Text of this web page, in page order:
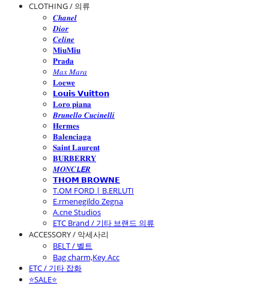
CLOTHING / 의류
𝑪𝒉𝒂𝒏𝒆𝒍
𝑫𝒊𝒐𝒓
𝑪𝒆𝒍𝒊𝒏𝒆
𝐌𝐢𝐮𝐌𝐢𝐮
𝐏𝐫𝐚𝐝𝐚
𝑀𝑎𝑥 𝑀𝑎𝑟𝑎
𝐋𝐨𝐞𝐰𝐞
𝗟𝗼𝘂𝗶𝘀 𝗩𝘂𝗶𝘁𝘁𝗼𝗻
𝐋𝐨𝐫𝐨 𝐩𝐢𝐚𝐧𝐚
𝑩𝒓𝒖𝒏𝒆𝒍𝒍𝒐 𝑪𝒖𝒄𝒊𝒏𝒆𝒍𝒍𝒊
𝐇𝐞𝐫𝐦𝐞𝐬
𝐁𝐚𝐥𝐞𝐧𝐜𝐢𝐚𝐠𝐚
𝐒𝐚𝐢𝐧𝐭 𝐋𝐚𝐮𝐫𝐞𝐧𝐭
𝐁𝐔𝐑𝐁𝐄𝐑𝐑𝐘
𝑴𝑶𝑵𝑪𝙇𝙀𝑹
𝗧𝗛𝗢𝗠 𝗕𝗥𝗢𝗪𝗡𝗘
T.OM FORD | B.ERLUTI
E.rmenegildo Zegna
A.cne Studios
ETC Brand / 기타 브랜드 의류
ACCESSORY / 악세사리
BELT / 벨트
Bag charm,Key Acc
ETC / 기타 잡화
⭐SALE⭐